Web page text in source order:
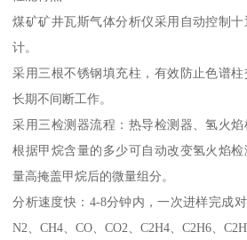
煤矿矿井瓦斯气体分析仪采用自动控制
计。
采用三根不锈钢填充柱，有效防止色谱
长期不间断工作。
采用三检测器流程：热导检测器、氢火焰
根据甲烷含量的多少可自动改变氢火焰
量高掩盖甲烷后的微量组分。
分析速度快：4-8分钟内，一次进样完成
N2、CH4、CO、CO2、C2H4、C2H6、